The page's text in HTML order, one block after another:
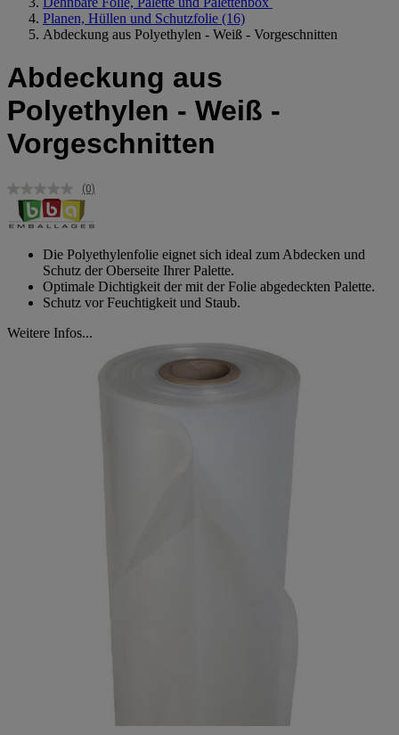
Planen, Hüllen und Schutzfolie (16)
Abdeckung aus Polyethylen - Weiß - Vorgeschnitten
Abdeckung aus
Polyethylen - Weiß -
Vorgeschnitten
Kein
Beurteilungswert.
Link
derselben
Seite.
(0)
Die Polyethylenfolie eignet sich ideal zum Abdecken und
Schutz der Oberseite Ihrer Palette.
Optimale Dichtigkeit der mit der Folie abgedeckten Palette.
Schutz vor Feuchtigkeit und Staub.
Weitere Infos...